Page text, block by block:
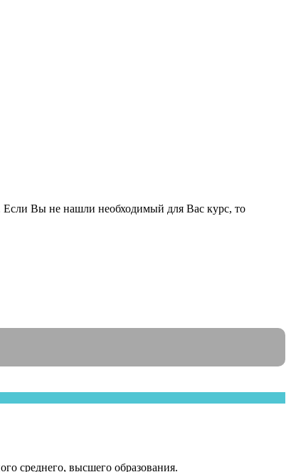
Вы не нашли необходимый для Вас курс, то
среднего, высшего образования.